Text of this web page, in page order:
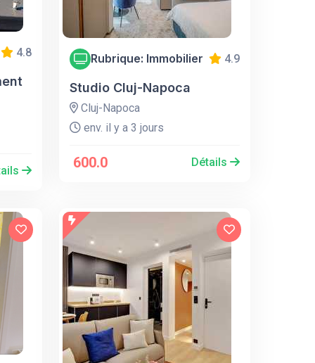
4.8 Rubrique: Immobilier 4.9
Studio Cluj-Napoca
Cluj-Napoca
env. il y a 3 jours
600.0 Détails